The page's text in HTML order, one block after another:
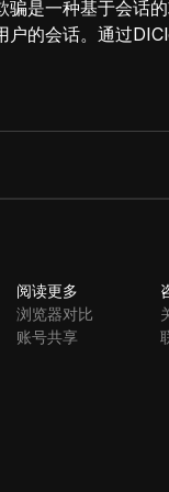
骗是一种基于会话
户的会话。通过
阅读更多
浏览器对比
账号共享